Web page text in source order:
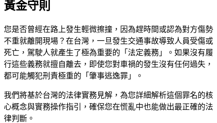
黃金守則
您是否曾經在路上發生輕微擦撞，因為趕時間或認為對方傷勢
不重就離開現場？在台灣，一旦發生交通事故導致人員受傷或
死亡，駕駛人就產生了極為重要的「法定義務」。如果沒有履
行這些義務就擅自離去，即使您對車禍的發生沒有任何過失，
都可能觸犯刑責極重的「肇事逃逸罪」。
我們將基於台灣的法律實務見解，為您詳細解析這個罪名的核
心概念與實務操作指引，確保您在慌亂中也能做出最正確的法
律判斷。